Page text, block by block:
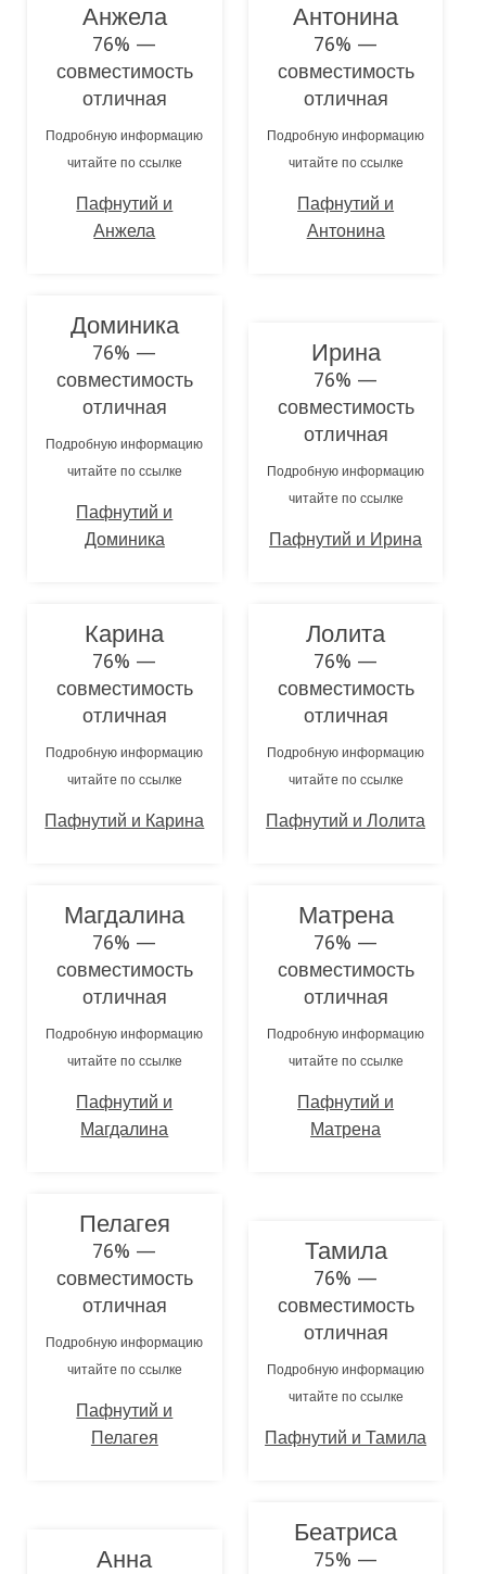
Анжела
76% —
совместимость
отличная
Подробную информацию
читайте по ссылке
Пафнутий и
Анжела
Антонина
76% —
совместимость
отличная
Подробную информацию
читайте по ссылке
Пафнутий и
Антонина
Доминика
76% —
совместимость
отличная
Подробную информацию
читайте по ссылке
Пафнутий и
Доминика
Ирина
76% —
совместимость
отличная
Подробную информацию
читайте по ссылке
Пафнутий и Ирина
Карина
76% —
совместимость
отличная
Подробную информацию
читайте по ссылке
Пафнутий и Карина
Лолита
76% —
совместимость
отличная
Подробную информацию
читайте по ссылке
Пафнутий и Лолита
Магдалина
76% —
совместимость
отличная
Подробную информацию
читайте по ссылке
Пафнутий и
Магдалина
Матрена
76% —
совместимость
отличная
Подробную информацию
читайте по ссылке
Пафнутий и
Матрена
Пелагея
76% —
совместимость
отличная
Подробную информацию
читайте по ссылке
Пафнутий и
Пелагея
Тамила
76% —
совместимость
отличная
Подробную информацию
читайте по ссылке
Пафнутий и Тамила
Анна
Беатриса
75% —